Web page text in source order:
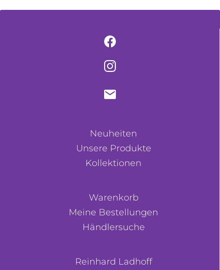
Neuheiten
Unsere Produkte
Kollektionen
Warenkorb
Meine Bestellungen
Händlersuche
Reinhard Ladhoff